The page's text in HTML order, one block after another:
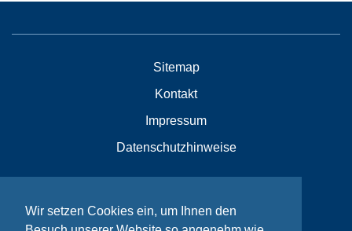
Wir setzen Cookies ein, um Ihnen den
Sitemap
Kontakt
Impressum
Datenschutzhinweise